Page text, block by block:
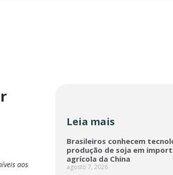
aos
Leia mais
Brasileiros conhecem
produção de soja em
agrícola da China
agosto 7, 2026